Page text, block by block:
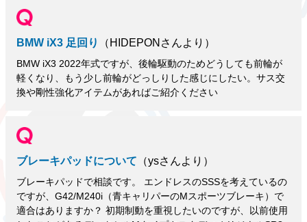
BMW iX3 足回り （HIDEPONさんより）
BMW iX3 2022年式ですが、後輪駆動のためどうしても前輪が
軽くなり、もう少し前輪がどっしりした感じにしたい。サス交
換や剛性強化アイテムがあればご紹介ください
ブレーキパッドについて （ysさんより）
ブレーキパッドで相談です。 エンドレスのSSSを考えているの
ですが、G42/M240i（青キャリパーのMスポーツブレーキ）で
適合はありますか？ 初期制動を重視したいのですが、以前使用